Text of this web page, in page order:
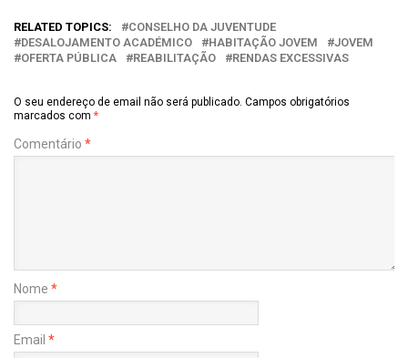
RELATED TOPICS:
CONSELHO DA JUVENTUDE
DESALOJAMENTO ACADÉMICO
HABITAÇÃO JOVEM
JOVEM
OFERTA PÚBLICA
REABILITAÇÃO RENDAS EXCESSIVAS
O seu endereço de email não será publicado. Campos obrigatórios
marcados com *
Comentário *
Nome *
Email *